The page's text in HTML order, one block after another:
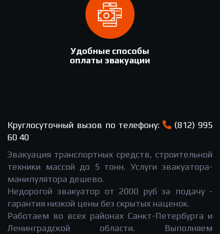
Удобные способы
оплаты эвакуации
Круглосуточный вызов по телефону:
(812) 995
60 40
Эвакуация транспортных средств, строительной
техники массой до 5 тонн. Услуги эвакуатора-
манипулятора дешево.
Недорогой эвакуатор от 2000 руб за подачу -
гарантия низкой цены без скрытых наценок.
Работаем во всех районах Санкт-Петербурга и
Ленинградской области. Выполняем